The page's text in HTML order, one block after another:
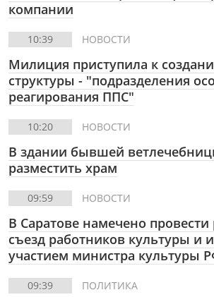
компании
10:39 НОВОСТИ
Милиция приступила к
структуры - "подразделения
реагирования ППС"
10:20 НОВОСТИ
В здании бывшей
разместить храм
09:59 НОВОСТИ
В Саратове намечено
съезд работников культуры и
участием министра культуры
09:39 ПОЛИТИКА